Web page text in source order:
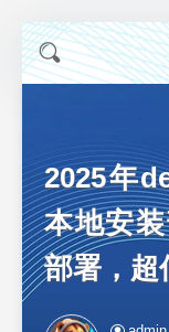
2025年
本地安
部署，超